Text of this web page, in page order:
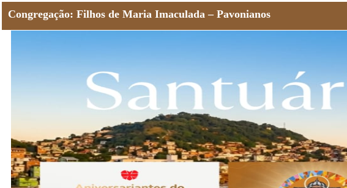
Congregação: Filhos de Maria Imaculada – Pavonianos